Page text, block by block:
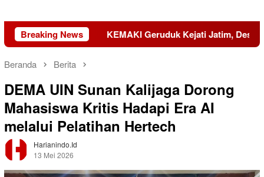
Breaking News
KEMAKI Geruduk Kejati Jatim, Desak Usut
Beranda Berita
DEMA UIN Sunan Kalijaga Dorong
Mahasiswa Kritis Hadapi Era AI
melalui Pelatihan Hertech
Harianindo.id
13 Mei 2026